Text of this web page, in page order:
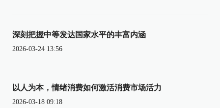
深刻把握中等发达国家水平的丰富内涵
2026-03-24 13:56
以人为本，情绪消费如何激活消费市场活力
2026-03-18 09:18